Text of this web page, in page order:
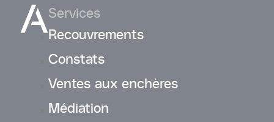
Services
Recouvrements
Constats
Ventes aux enchères
Médiation